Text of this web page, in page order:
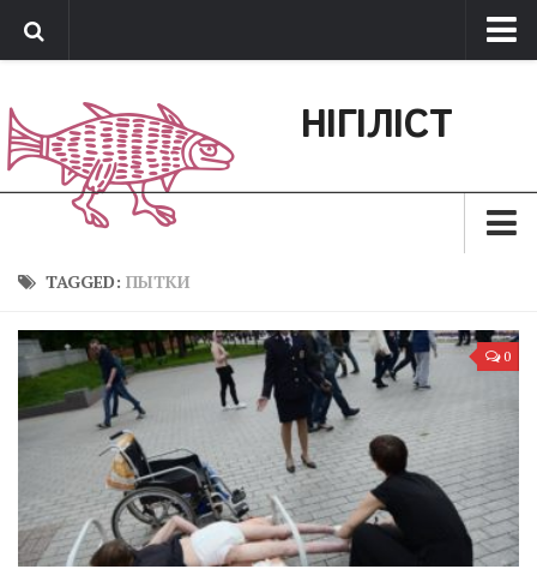
Обратная связь
Поддержать сайт
НІГІЛІСТ
Зараз
Позиція
Дії
Belles lettres
Агітатор
Музика революції
TAGGED: ПЫТКИ
0